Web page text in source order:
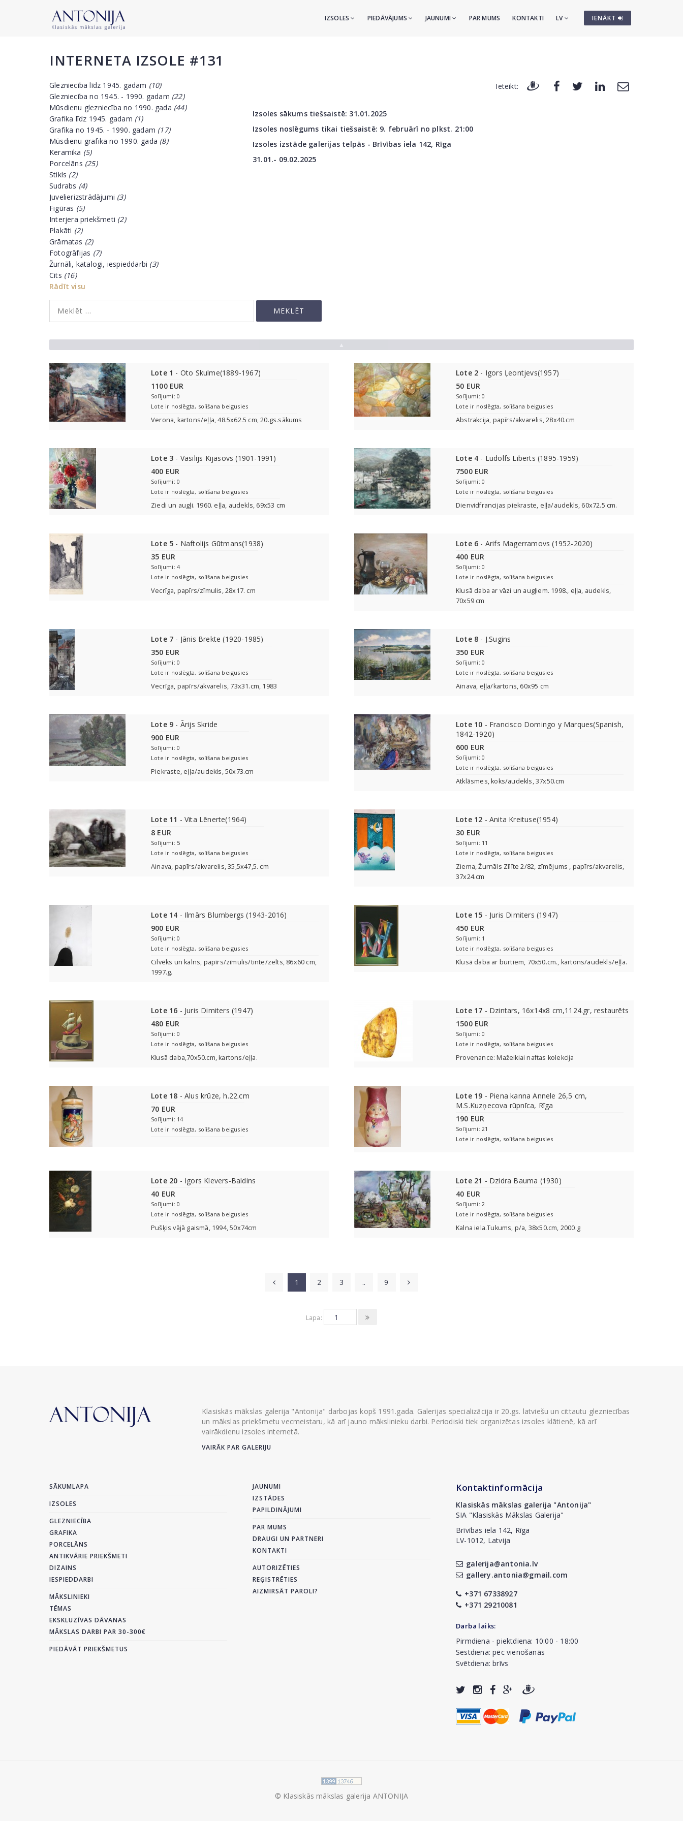
IENĀKT
IZSOLES PIEDĀVĀJUMS JAUNUMI PAR MUMS KONTAKTI LV
INTERNETA IZSOLE #131
Glezniecība līdz 1945. gadam (10)
Glezniecība no 1945. - 1990. gadam (22)
Mūsdienu glezniecība no 1990. gada (44)
Grafika līdz 1945. gadam (1)
Grafika no 1945. - 1990. gadam (17)
Mūsdienu grafika no 1990. gada (8)
Keramika (5)
Porcelāns (25)
Stikls (2)
Sudrabs (4)
Juvelierizstrādājumi (3)
Figūras (5)
Interjera priekšmeti (2)
Plakāti (2)
Grāmatas (2)
Fotogrāfijas (7)
Žurnāli, katalogi, iespieddarbi (3)
Cits (16)
Rādīt visu
Ieteikt:
Izsoles sākums tiešsaistē: 31.01.2025
Izsoles noslēgums tikai tiešsaistē: 9. februārī no plkst. 21:00
Izsoles izstāde galerijas telpās - Brīvības iela 142, Rīga
31.01.- 09.02.2025
Lote 1 - Oto Skulme(1889-1967)
1100 EUR
Solījumi: 0
Lote ir noslēgta, solīšana beigusies
Verona, kartons/eļļa, 48.5x62.5 cm, 20.gs.sākums
Lote 2 - Igors Ļeontjevs(1957)
50 EUR
Solījumi: 0
Lote ir noslēgta, solīšana beigusies
Abstrakcija, papīrs/akvarelis, 28x40.cm
Lote 3 - Vasilijs Kijasovs (1901-1991)
400 EUR
Solījumi: 0
Lote ir noslēgta, solīšana beigusies
Ziedi un augļi. 1960. eļļa, audekls, 69x53 cm
Lote 4 - Ludolfs Liberts (1895-1959)
7500 EUR
Solījumi: 0
Lote ir noslēgta, solīšana beigusies
Dienvidfrancijas piekraste, eļļa/audekls, 60x72.5 cm.
Lote 5 - Naftolijs Gūtmans(1938)
35 EUR
Solījumi: 4
Lote ir noslēgta, solīšana beigusies
Vecrīga, papīrs/zīmulis, 28x17. cm
Lote 6 - Arifs Magerramovs (1952-2020)
400 EUR
Solījumi: 0
Lote ir noslēgta, solīšana beigusies
Klusā daba ar vāzi un augļiem. 1998., eļļa, audekls,
70x59 cm
Lote 7 - Jānis Brekte (1920-1985)
350 EUR
Solījumi: 0
Lote ir noslēgta, solīšana beigusies
Vecrīga, papīrs/akvarelis, 73x31.cm, 1983
Lote 8 - J.Sugins
350 EUR
Solījumi: 0
Lote ir noslēgta, solīšana beigusies
Ainava, eļļa/kartons, 60x95 cm
Lote 9 - Ārijs Skride
900 EUR
Solījumi: 0
Lote ir noslēgta, solīšana beigusies
Piekraste, eļļa/audekls, 50x73.cm
Lote 10 - Francisco Domingo y Marques(Spanish,
1842-1920)
600 EUR
Solījumi: 0
Lote ir noslēgta, solīšana beigusies
Atklāsmes, koks/audekls, 37x50.cm
Lote 11 - Vita Lēnerte(1964)
8 EUR
Solījumi: 5
Lote ir noslēgta, solīšana beigusies
Ainava, papīrs/akvarelis, 35,5x47,5. cm
Lote 12 - Anita Kreituse(1954)
30 EUR
Solījumi: 11
Lote ir noslēgta, solīšana beigusies
Ziema, Žurnāls Zīlīte 2/82, zīmējums , papīrs/akvarelis,
37x24.cm
Lote 14 - Ilmārs Blumbergs (1943-2016)
900 EUR
Solījumi: 0
Lote ir noslēgta, solīšana beigusies
Cilvēks un kalns, papīrs/zīmulis/tinte/zelts, 86x60 cm,
1997.g.
Lote 15 - Juris Dimiters (1947)
450 EUR
Solījumi: 1
Lote ir noslēgta, solīšana beigusies
Klusā daba ar burtiem, 70x50.cm., kartons/audekls/eļļa.
Lote 16 - Juris Dimiters (1947)
480 EUR
Solījumi: 0
Lote ir noslēgta, solīšana beigusies
Klusā daba,70x50.cm, kartons/eļļa.
Lote 17 - Dzintars, 16x14x8 cm,1124.gr, restaurēts
1500 EUR
Solījumi: 0
Lote ir noslēgta, solīšana beigusies
Provenance: Mažeikiai naftas kolekcija
Lote 18 - Alus krūze, h.22.cm
70 EUR
Solījumi: 14
Lote ir noslēgta, solīšana beigusies
Lote 19 - Piena kanna Annele 26,5 cm,
M.S.Kuzņecova rūpnīca, Rīga
190 EUR
Solījumi: 21
Lote ir noslēgta, solīšana beigusies
Lote 20 - Igors Klevers-Baldins
40 EUR
Solījumi: 0
Lote ir noslēgta, solīšana beigusies
Pušķis vājā gaismā, 1994, 50x74cm
Lote 21 - Dzidra Bauma (1930)
40 EUR
Solījumi: 2
Lote ir noslēgta, solīšana beigusies
Kalna iela.Tukums, p/a, 38x50.cm, 2000.g
1 2 3 .. 9
Lapa:
Klasiskās mākslas galerija "Antonija" darbojas kopš 1991.gada. Galerijas specializācija ir 20.gs. latviešu un cittautu glezniecības
un mākslas priekšmetu vecmeistaru, kā arī jauno mākslinieku darbi. Periodiski tiek organizētas izsoles klātienē, kā arī
vairākdienu izsoles internetā.
VAIRĀK PAR GALERIJU
SĀKUMLAPA
IZSOLES
GLEZNIECĪBA
GRAFIKA
PORCELĀNS
ANTIKVĀRIE PRIEKŠMETI
DIZAINS
IESPIEDDARBI
MĀKSLINIEKI
TĒMAS
EKSKLUZĪVAS DĀVANAS
MĀKSLAS DARBI PAR 30-300€
PIEDĀVĀT PRIEKŠMETUS
JAUNUMI
IZSTĀDES
PAPILDINĀJUMI
PAR MUMS
DRAUGI UN PARTNERI
KONTAKTI
AUTORIZĒTIES
REĢISTRĒTIES
AIZMIRSĀT PAROLI?
Kontaktinformācija
Klasiskās mākslas galerija "Antonija"
SIA "Klasiskās Mākslas Galerija"
Brīvības iela 142, Rīga
LV-1012, Latvija
galerija@antonia.lv
gallery.antonia@gmail.com
+371 67338927
+371 29210081
Darba laiks:
Pirmdiena - piektdiena: 10:00 - 18:00
Sestdiena: pēc vienošanās
Svētdiena: brīvs
© Klasiskās mākslas galerija ANTONIJA